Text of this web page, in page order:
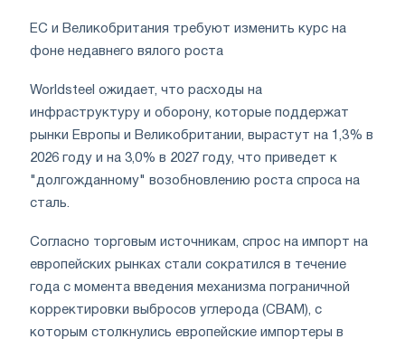
ЕС и Великобритания требуют изменить курс на
фоне недавнего вялого роста
Worldsteel ожидает, что расходы на
инфраструктуру и оборону, которые поддержат
рынки Европы и Великобритании, вырастут на 1,3% в
2026 году и на 3,0% в 2027 году, что приведет к
"долгожданному" возобновлению роста спроса на
сталь.
Согласно торговым источникам, спрос на импорт на
европейских рынках стали сократился в течение
года с момента введения механизма пограничной
корректировки выбросов углерода (CBAM), с
которым столкнулись европейские импортеры в